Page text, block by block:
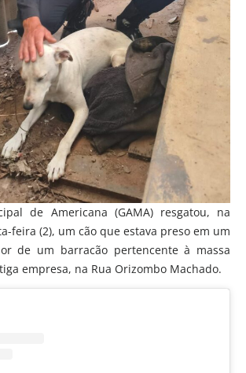
de Americana (GAMA) resgatou, na
feira (2), um cão que estava preso em um
de um barracão pertencente à massa
empresa, na Rua Orizombo Machado.